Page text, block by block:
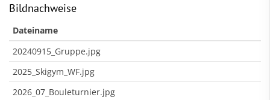
Bildnachweise
Dateiname
20240915_Gruppe.jpg
2025_Skigym_WF.jpg
2026_07_Bouleturnier.jpg